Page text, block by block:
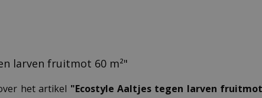
larven fruitmot 60 m²"
het artikel "Ecostyle Aaltjes tegen larven